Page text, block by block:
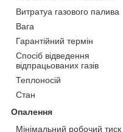
Витратуа газового палива
Вага
Гарантійний термін
Спосіб відведення
відпрацьованих газів
Теплоносій
Стан
Опалення
Мінімальний робочий тиск